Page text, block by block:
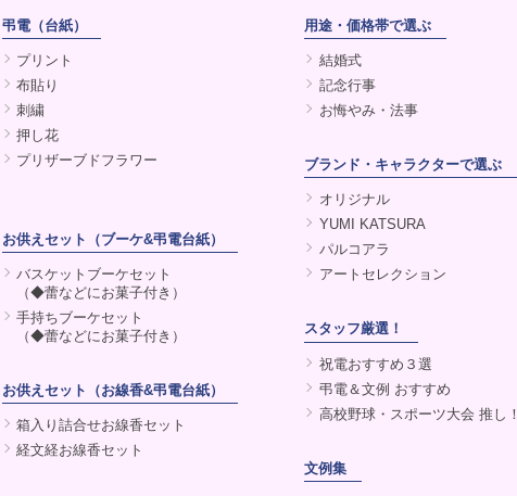
弔電（台紙）
プリント
布貼り
刺繍
押し花
プリザーブドフラワー
お供えセット（ブーケ&弔電台紙）
バスケットブーケセット
（◆蕾などにお菓子付き）
手持ちブーケセット
（◆蕾などにお菓子付き）
お供えセット（お線香&弔電台紙）
箱入り詰合せお線香セット
経文経お線香セット
用途・価格帯で選ぶ
結婚式
記念行事
お悔やみ・法事
ブランド・キャラクターで選ぶ
オリジナル
YUMI KATSURA
パルコアラ
アートセレクション
スタッフ厳選！
祝電おすすめ３選
弔電＆文例 おすすめ
高校野球・スポーツ大会 推し！
文例集